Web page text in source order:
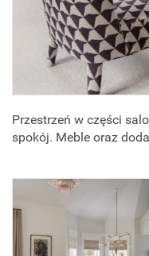
Przestrzeń w części
spokój. Meble oraz